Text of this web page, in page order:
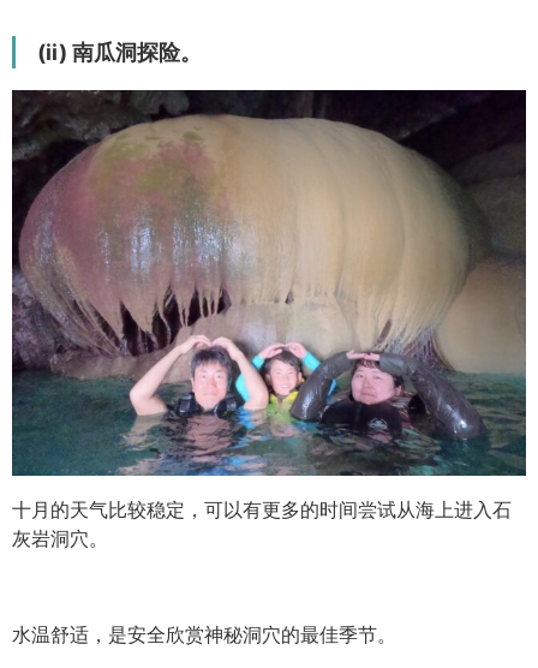
(ii) 南瓜洞探险。
十月的天气比较稳定，可以有更多的时间尝试从海上进入石
灰岩洞穴。
水温舒适，是安全欣赏神秘洞穴的最佳季节。